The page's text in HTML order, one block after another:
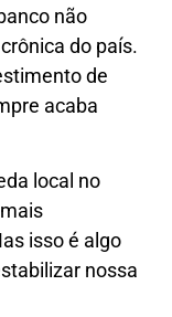
não
do país.
de
acaba
local no
isso é algo
nossa